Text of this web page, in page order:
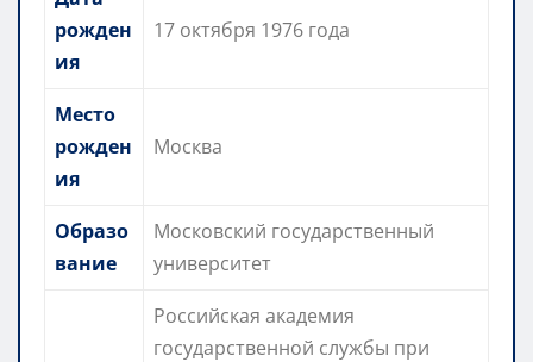
рожден
ия
17 октября 1976 года
Место
рожден
ия
Москва
Образо
вание
Московский государственный
университет
Российская академия
государственной службы при